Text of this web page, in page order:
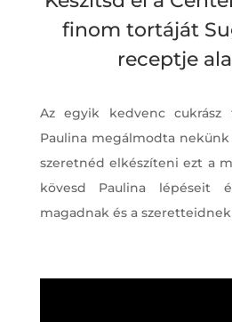
finom tortáját
receptje
Az egyik kedvenc cukrász
Paulina megálmodta
szeretnéd elkészíteni ezt a
kövesd Paulina lépéseit
magadnak és a